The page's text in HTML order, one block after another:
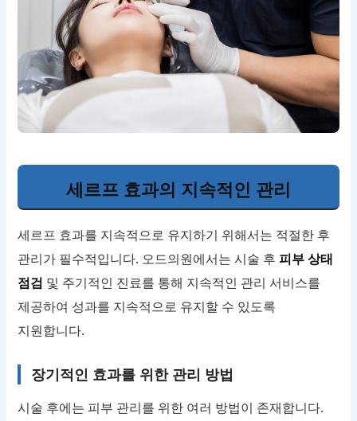
세르프 효과의 지속적인 관리
세르프 효과를 지속적으로 유지하기 위해서는 적절한 후
관리가 필수적입니다. 오드의원에서는 시술 후피부 상태
점검 및 주기적인 진료를 통해 지속적인 관리 서비스를
제공하여 성과를 지속적으로 유지할 수 있도록
지원합니다.
장기적인 효과를 위한 관리 방법
시술 후에는 피부 관리를 위한 여러 방법이 존재합니다.